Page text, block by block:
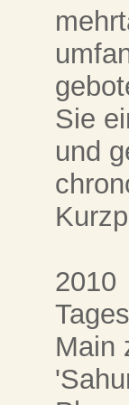
Sie
und
2010
Main